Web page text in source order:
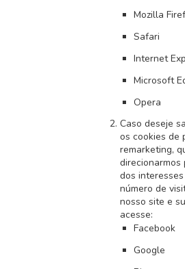
Mozilla
Safari
Internet
Microsoft
Opera
Caso deseje
os cookies de
remarketing,
direcionarmos
dos
número de
nosso site e
acesse:
Facebook
Google